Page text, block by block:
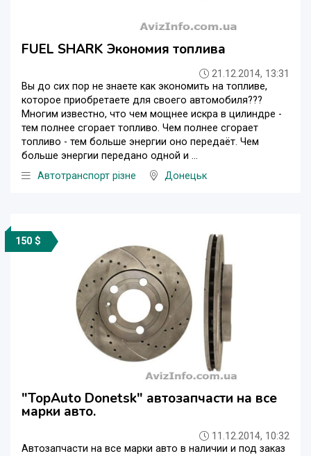
FUEL SHARK Экономия топлива
21.12.2014, 13:31
Вы до сих пор не знаете как экономить на топливе,
которое приобретаете для своего автомобиля???
Многим известно, что чем мощнее искра в цилиндре -
тем полнее сгорает топливо. Чем полнее сгорает
топливо - тем больше энергии оно передаёт. Чем
больше энергии передано одной и ...
Автотранспорт різне
Донецьк
150 $
"TopAuto Donetsk" автозапчасти на все
марки авто.
11.12.2014, 10:32
Автозапчасти на все марки авто в наличии и под заказ